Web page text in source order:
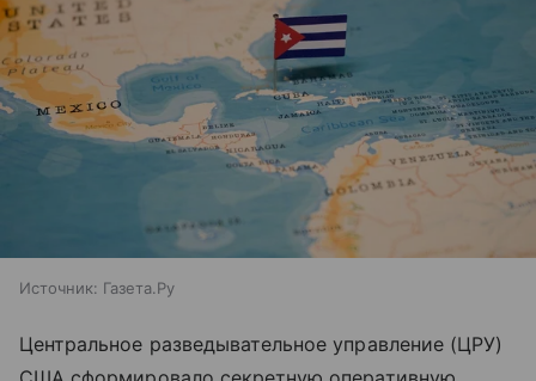
Источник: Газета.Ру
Центральное разведывательное управление (ЦРУ)